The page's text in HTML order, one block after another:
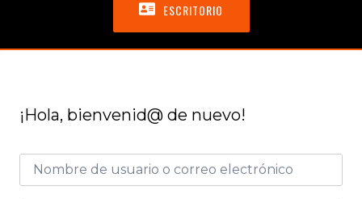
ESCRITORIO
¡Hola, bienvenid@ de nuevo!